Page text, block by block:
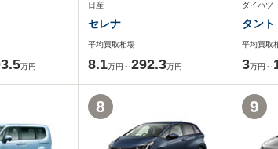
万円
日産
セレナ
平均買取相場
8.1万円～292.3万円
ダイハツ
タント
平均買取
3万円～
8 9